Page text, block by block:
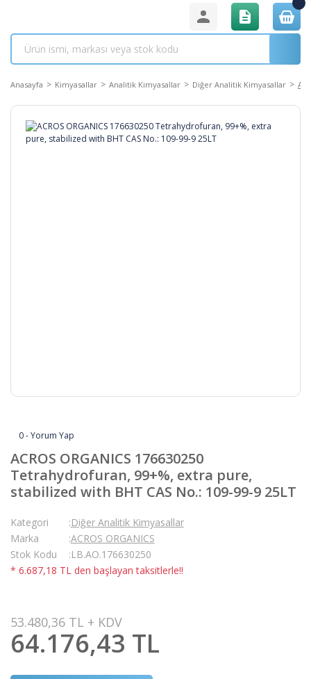
Anasayfa Kimyasallar Analitik Kimyasallar Diğer Analitik Kimyasallar
0 - Yorum Yap
ACROS ORGANICS 176630250
Tetrahydrofuran, 99+%, extra pure,
stabilized with BHT CAS No.: 109-99-9 25LT
Kategori
Diğer Analitik Kimyasallar
Marka
ACROS ORGANICS
Stok Kodu
LB.AO.176630250
* 6.687,18 TL den başlayan taksitlerle!!
53.480,36 TL + KDV
64.176,43 TL